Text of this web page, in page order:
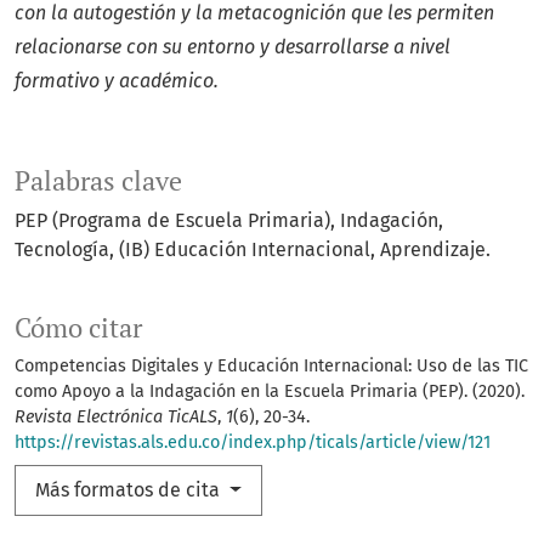
Palabras clave
PEP (Programa de Escuela Primaria), Indagación,
Tecnología, (IB) Educación Internacional, Aprendizaje.
Cómo citar
Competencias Digitales y Educación Internacional: Uso de las TIC
como Apoyo a la Indagación en la Escuela Primaria (PEP). (2020).
Revista Electrónica TicALS, 1(6), 20-34.
https://revistas.als.edu.co/index.php/ticals/article/view/121
Más formatos de cita
con la autogestión y la metacognición que les permiten
relacionarse con su entorno y desarrollarse a nivel
formativo y académico.